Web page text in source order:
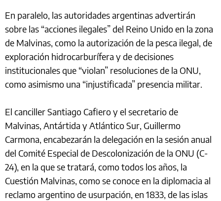
En paralelo, las autoridades argentinas advertirán
sobre las “acciones ilegales” del Reino Unido en la zona
de Malvinas, como la autorización de la pesca ilegal, de
exploración hidrocarburífera y de decisiones
institucionales que “violan” resoluciones de la ONU,
como asimismo una “injustificada” presencia militar.
El canciller Santiago Cafiero y el secretario de
Malvinas, Antártida y Atlántico Sur, Guillermo
Carmona, encabezarán la delegación en la sesión anual
del Comité Especial de Descolonización de la ONU (C-
24), en la que se tratará, como todos los años, la
Cuestión Malvinas, como se conoce en la diplomacia al
reclamo argentino de usurpación, en 1833, de las islas